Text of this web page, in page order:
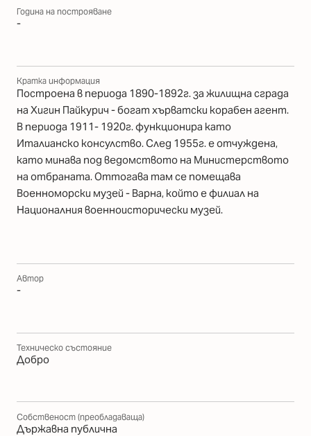
Година на построяване
-
Кратка информация
Построена в периода 1890-1892г. за жилищна сграда
на Хигин Пайкурич - богат хърватски корабен агент.
В периода 1911- 1920г. функционира като
Италианско консулство. След 1955г. е отчуждена,
като минава под ведомството на Министерството
на отбраната. Оттогава там се помещава
Военноморски музей - Варна, който е филиал на
Националния военноисторически музей.
Автор
-
Техническо състояние
Добро
Собственост (преобладаваща)
Държавна публична